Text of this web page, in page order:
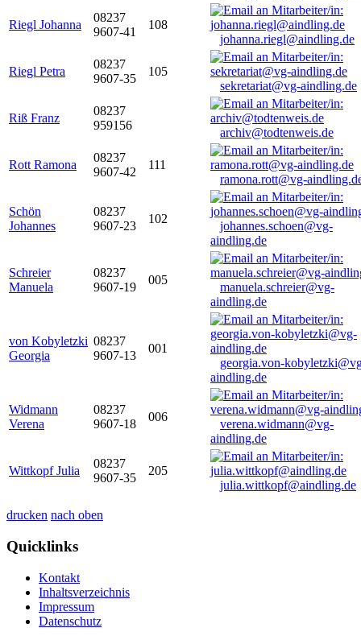
Riegl Johanna
08237
9607-41
108
johanna.riegl@aindling.de
Riegl Petra
08237
9607-35
105
sekretariat@vg-aindling.de
Riß Franz
08237
959156
archiv@todtenweis.de
Rott Ramona
08237
9607-42
111
ramona.rott@vg-
Schön
Johannes
08237
9607-23
102
johannes.schoen@vg-
aindling.de
Schreier
Manuela
08237
9607-19
005
manuela.schreier@vg-
aindling.de
von Kobyletzki
Georgia
08237
9607-13
001
georgia.von-
aindling.de
Widmann
Verena
08237
9607-18
006
verena.widmann@vg-
aindling.de
Wittkopf Julia
08237
9607-35
205
julia.wittkopf@aindling.de
drucken nach oben
Quicklinks
Kontakt
Inhaltsverzeichnis
Impressum
Datenschutz